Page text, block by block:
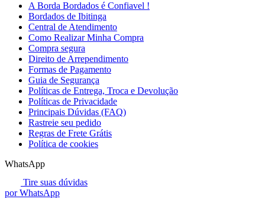
A Borda Bordados é Confiavel !
Bordados de Ibitinga
Central de Atendimento
Como Realizar Minha Compra
Compra segura
Direito de Arrependimento
Formas de Pagamento
Guia de Segurança
Políticas de Entrega, Troca e Devolução
Políticas de Privacidade
Principais Dúvidas (FAQ)
Rastreie seu pedido
Regras de Frete Grátis
Política de cookies
WhatsApp
Tire suas dúvidas
por WhatsApp